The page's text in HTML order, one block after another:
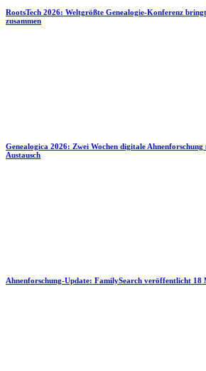
RootsTech 2026: Weltgrößte Genealogie-Konferenz
zusammen
Genealogica 2026: Zwei Wochen digitale
Austausch
Ahnenforschung-Update: FamilySearch veröffentlicht 18